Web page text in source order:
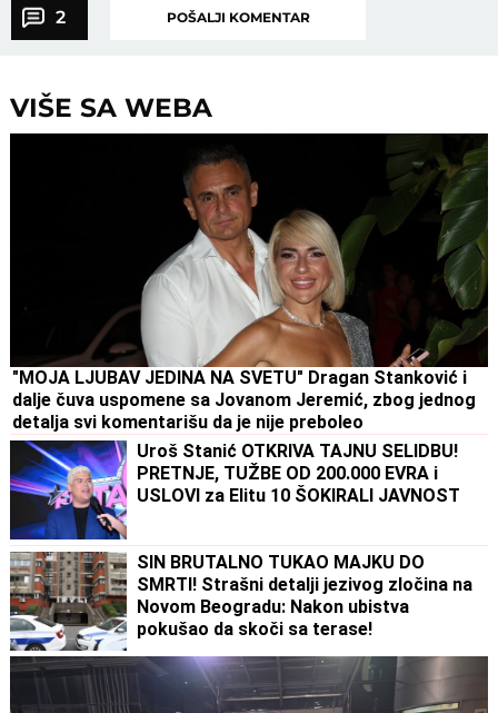
2 POŠALJI KOMENTAR
VIŠE SA WEBA
"MOJA LJUBAV JEDINA NA SVETU" Dragan Stanković i
dalje čuva uspomene sa Jovanom Jeremić, zbog jednog
detalja svi komentarišu da je nije preboleo
Uroš Stanić OTKRIVA TAJNU SELIDBU!
PRETNJE, TUŽBE OD 200.000 EVRA i
USLOVI za Elitu 10 ŠOKIRALI JAVNOST
SIN BRUTALNO TUKAO MAJKU DO
SMRTI! Strašni detalji jezivog zločina na
Novom Beogradu: Nakon ubistva
pokušao da skoči sa terase!